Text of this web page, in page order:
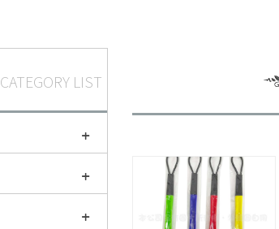
CATEGORY LIST